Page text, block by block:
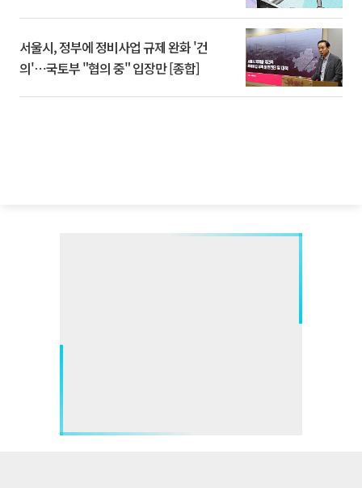
서울시, 정부에 정비사업 규제 완화 '건
의'⋯국토부 "협의 중" 입장만 [종합]